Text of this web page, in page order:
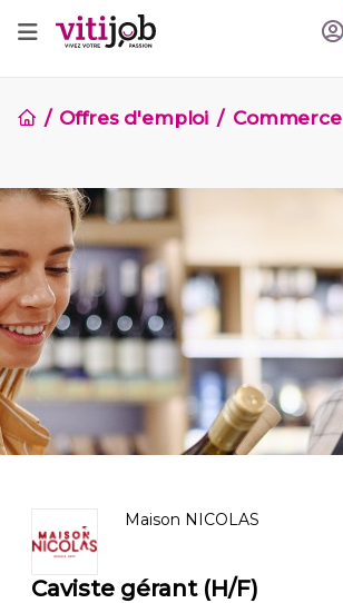
Offres d'emploi Commerce
Maison NICOLAS
Caviste gérant (H/F)